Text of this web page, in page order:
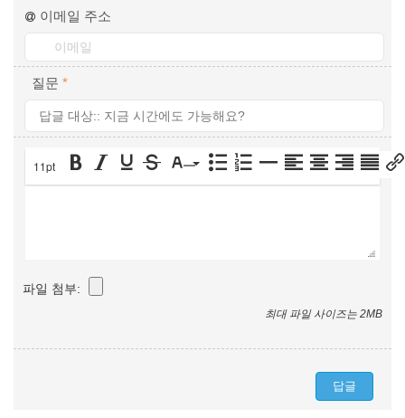
이메일 주소
질문 *
11pt
파일 첨부:
최대 파일 사이즈는 2MB